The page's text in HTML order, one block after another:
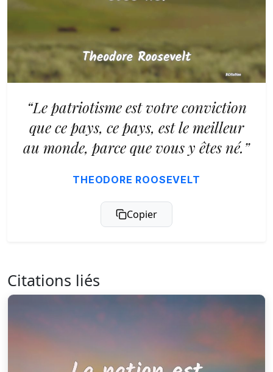
“Le patriotisme est votre conviction
que ce pays, ce pays, est le meilleur
au monde, parce que vous y êtes né.”
THEODORE ROOSEVELT
Copier
Citations liés